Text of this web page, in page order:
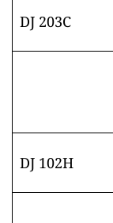
DJ 203C
DJ 102H